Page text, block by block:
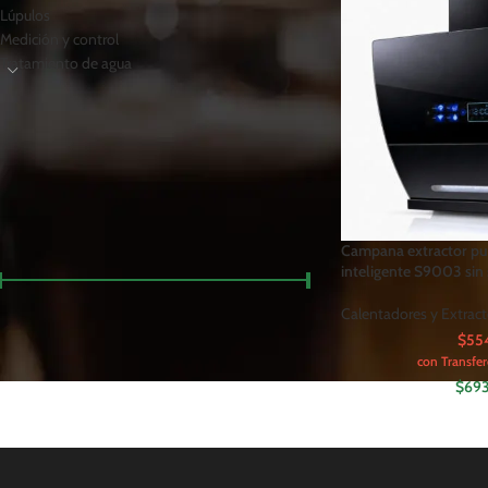
Lúpulos
Medición y control
Tratamiento de agua
Precio:
Campana extractor
inteligente S9003 sin
Calentadores y
con
$